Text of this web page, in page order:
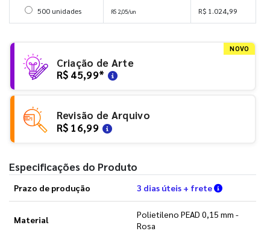
Selecionar 500 unidades
500 unidades R$ 2,05/un R$ 1.024,99
NOVO
Criação de Arte
R$ 45,99*
Revisão de Arquivo
R$ 16,99
Especificações do Produto
Prazo de produção 3 dias úteis + frete Verifique
Material
Polietileno PEAD 0,15 mm -
Rosa